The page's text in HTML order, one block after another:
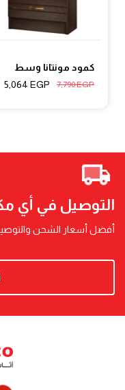
كمود مونتانا وسط
7,790EGP
5,064 EGP
التوصيل في أي
أفضل أسعار الشحن